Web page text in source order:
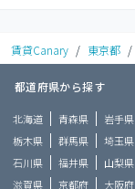
賃貸Canary / 東京都 /
都道府県から探す
北海道 青森県 岩手県
栃木県
群馬県 埼玉県
石川県
福井県 山梨県
滋賀県
京都府 大阪府